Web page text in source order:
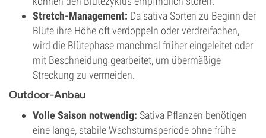
Stretch-Management: Da sativa Sorten zu Beginn der
Blüte ihre Höhe oft verdoppeln oder verdreifachen,
wird die Blütephase manchmal früher eingeleitet oder
mit Beschneidung gearbeitet, um übermäßige
Streckung zu vermeiden.
Outdoor-Anbau
Volle Saison notwendig: Sativa Pflanzen benötigen
eine lange, stabile Wachstumsperiode ohne frühe